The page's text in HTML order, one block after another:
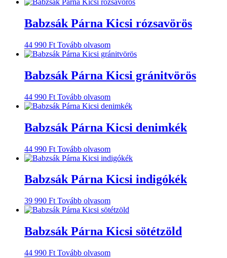
Babzsák Párna Kicsi rózsavörös
44 990 Ft Tovább olvasom
Babzsák Párna Kicsi gránitvörös
44 990 Ft Tovább olvasom
Babzsák Párna Kicsi denimkék
44 990 Ft Tovább olvasom
Babzsák Párna Kicsi indigókék
39 990 Ft Tovább olvasom
Babzsák Párna Kicsi sötétzöld
44 990 Ft Tovább olvasom